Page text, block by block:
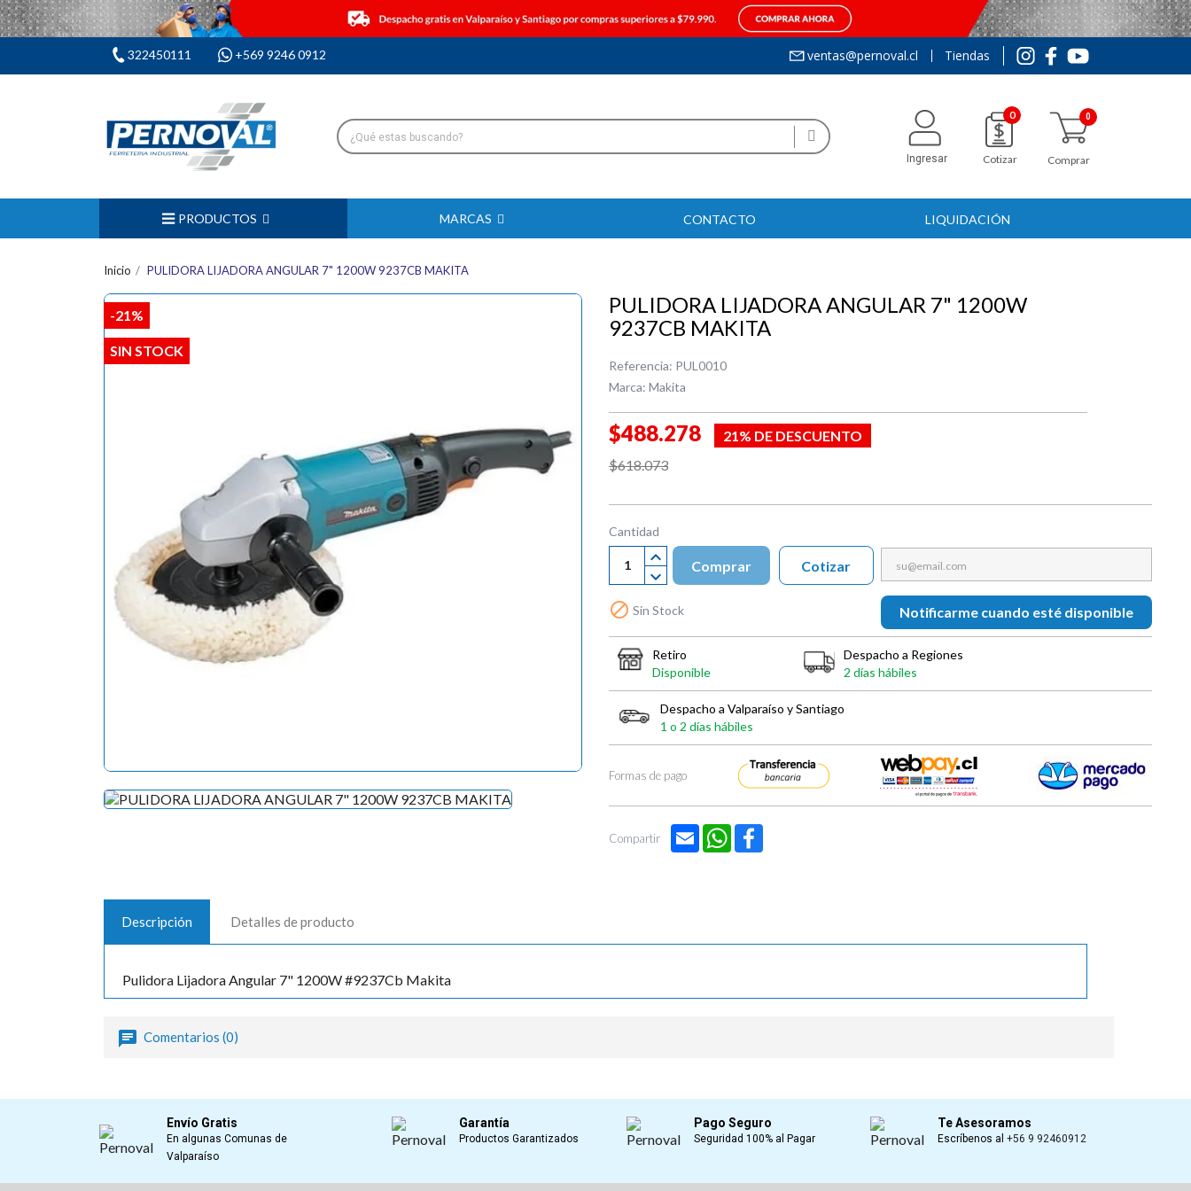
322450111 +569 9246 0912 ventas@pernoval.cl Tiendas
Ingresar
0
Cotizar Comprar
PRODUCTOS MARCAS CONTACTO LIQUIDACIÓN
Inicio PULIDORA LIJADORA ANGULAR 7" 1200W 9237CB MAKITA
-21%
SIN STOCK
PULIDORA LIJADORA ANGULAR 7" 1200W
9237CB MAKITA
Referencia: PUL0010
Marca: Makita
$488.278
21% DE DESCUENTO
$618.073
Cantidad
Comprar
 Sin Stock Notificarme cuando esté disponible
Cotizar
Retiro
Disponible
Despacho a Regiones
2 días hábiles
Despacho a Valparaíso y Santiago
1 o 2 días hábiles
Formas de pago
Compartir Email WhatsApp
Descripción Detalles de producto
Pulidora Lijadora Angular 7" 1200W #9237Cb Makita
Comentarios (0)
Envío Gratis
En algunas Comunas de
Valparaíso
Garantía
Productos Garantizados
Pago Seguro
Seguridad 100% al Pagar
Te Asesoramos
Escríbenos al +56 9 92460912